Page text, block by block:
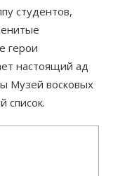
студентов,
герои
настоящий ад
Музей восковых
список.